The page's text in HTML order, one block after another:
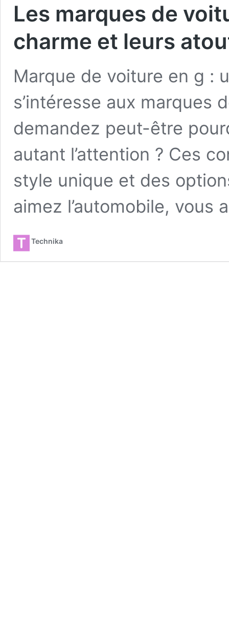
Les marques de
charme et leurs
Marque de voiture en g :
s’intéresse aux marques
demandez peut-être
autant l’attention ? Ces
style unique et des
aimez l’automobile, vous
Technika